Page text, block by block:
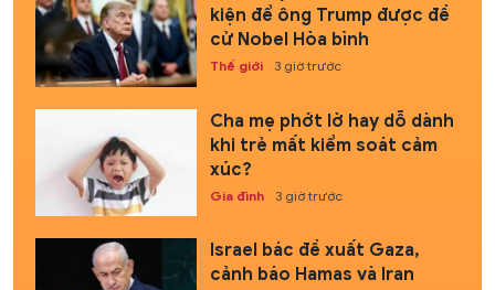
kiện để ông Trump được đề
cử Nobel Hòa bình
Thế giới 3 giờ trước
Cha mẹ phớt lờ hay dỗ dành
khi trẻ mất kiểm soát cảm
xúc?
Gia đình 3 giờ trước
Israel bác đề xuất Gaza,
cảnh báo Hamas và Iran